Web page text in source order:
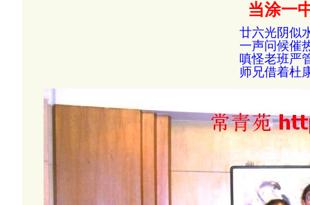
当涂一
廿六光阴似
一声问候催
嗔怪老班严
师兄借着杜